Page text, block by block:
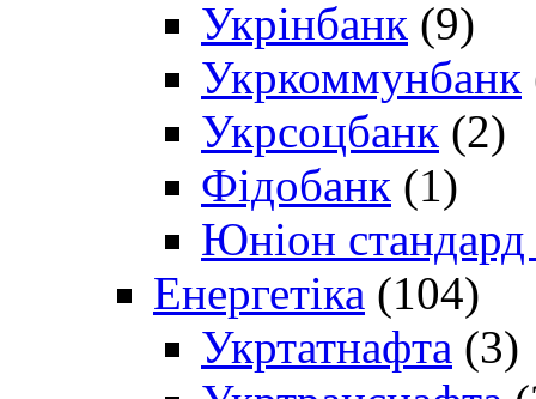
Укрінбанк (9)
Укркоммунбанк
Укрсоцбанк (2)
Фідобанк (1)
Юніон стандард
Енергетіка (104)
Укртатнафта (3)